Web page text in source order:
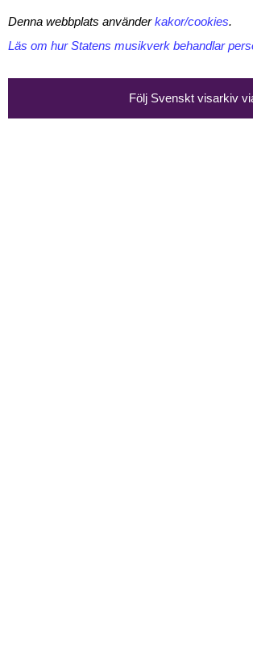
Denna webbplats använderkakor/cookies.
Läs om hur Statens musikverk behandlar
Följ Svenskt visarkiv